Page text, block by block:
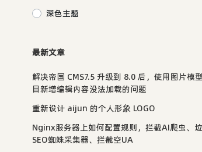
深色主题
最新文章
解决帝国 CMS7.5 升级到 8.0 后，使用图片模
目新增编辑内容没法加载的问题
重新设计 aijun 的个人形象 LOGO
Nginx服务器上如何配置规则，拦截AI爬虫、
SEO蜘蛛采集器、拦截空UA